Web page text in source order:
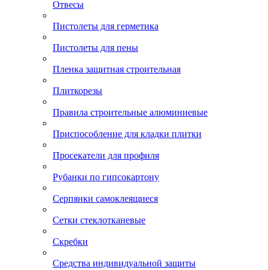
Отвесы
Пистолеты для герметика
Пистолеты для пены
Пленка защитная строительная
Плиткорезы
Правила строительные алюминиевые
Приспособление для кладки плитки
Просекатели для профиля
Рубанки по гипсокартону
Серпянки самоклеящиеся
Сетки стеклотканевые
Скребки
Средства индивидуальной защиты